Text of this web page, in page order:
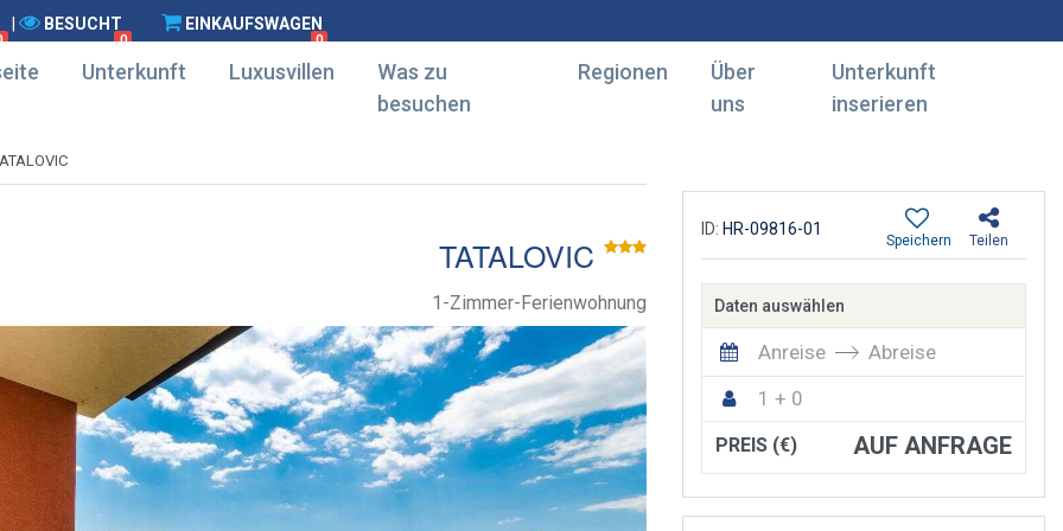
BESUCHT
0
EINKAUFSWAGEN
0
Unterkunft Luxusvillen
Was zu
besuchen
Regionen
Über
uns
Unterkunft
inserieren
TATALOVIC
1-Zimmer-Ferienwohnung
ID: HR-09816-01
Teilen
Speichern
Daten auswählen
Anreise
Abreise
1 + 0
PREIS (€) AUF ANFRAGE